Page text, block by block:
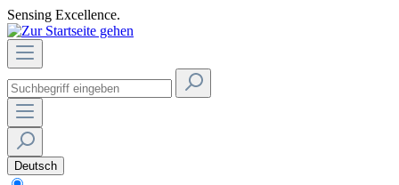
Sensing Excellence.
Deutsch